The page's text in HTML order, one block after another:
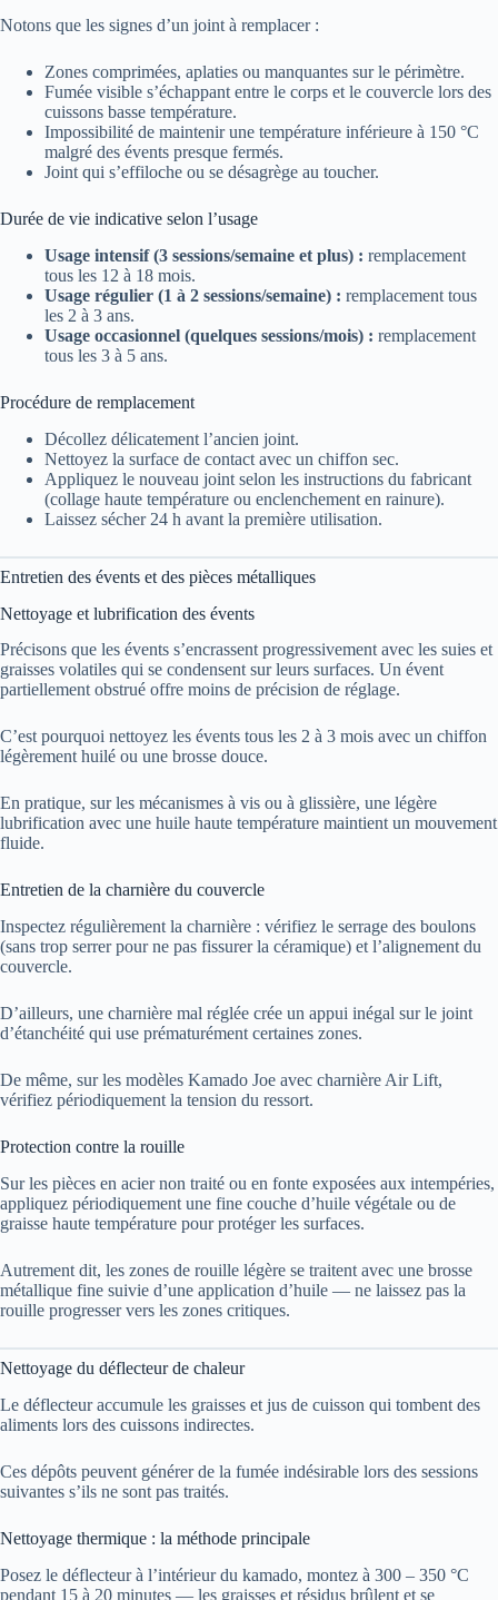
Notons que les signes d’un joint à remplacer :
Zones comprimées, aplaties ou manquantes sur le périmètre.
Fumée visible s’échappant entre le corps et le couvercle lors des
cuissons basse température.
Impossibilité de maintenir une température inférieure à 150 °C
malgré des évents presque fermés.
Joint qui s’effiloche ou se désagrège au toucher.
Durée de vie indicative selon l’usage
Usage intensif (3 sessions/semaine et plus) : remplacement
tous les 12 à 18 mois.
Usage régulier (1 à 2 sessions/semaine) : remplacement tous
les 2 à 3 ans.
Usage occasionnel (quelques sessions/mois) : remplacement
tous les 3 à 5 ans.
Procédure de remplacement
Décollez délicatement l’ancien joint.
Nettoyez la surface de contact avec un chiffon sec.
Appliquez le nouveau joint selon les instructions du fabricant
(collage haute température ou enclenchement en rainure).
Laissez sécher 24 h avant la première utilisation.
Entretien des évents et des pièces métalliques
Nettoyage et lubrification des évents
Précisons que les évents s’encrassent progressivement avec les suies et
graisses volatiles qui se condensent sur leurs surfaces. Un évent
partiellement obstrué offre moins de précision de réglage.
C’est pourquoi nettoyez les évents tous les 2 à 3 mois avec un chiffon
légèrement huilé ou une brosse douce.
En pratique, sur les mécanismes à vis ou à glissière, une légère
lubrification avec une huile haute température maintient un mouvement
fluide.
Entretien de la charnière du couvercle
Inspectez régulièrement la charnière : vérifiez le serrage des boulons
(sans trop serrer pour ne pas fissurer la céramique) et l’alignement du
couvercle.
D’ailleurs, une charnière mal réglée crée un appui inégal sur le joint
d’étanchéité qui use prématurément certaines zones.
De même, sur les modèles Kamado Joe avec charnière Air Lift,
vérifiez périodiquement la tension du ressort.
Protection contre la rouille
Sur les pièces en acier non traité ou en fonte exposées aux intempéries,
appliquez périodiquement une fine couche d’huile végétale ou de
graisse haute température pour protéger les surfaces.
Autrement dit, les zones de rouille légère se traitent avec une brosse
métallique fine suivie d’une application d’huile — ne laissez pas la
rouille progresser vers les zones critiques.
Nettoyage du déflecteur de chaleur
Le déflecteur accumule les graisses et jus de cuisson qui tombent des
aliments lors des cuissons indirectes.
Ces dépôts peuvent générer de la fumée indésirable lors des sessions
suivantes s’ils ne sont pas traités.
Nettoyage thermique : la méthode principale
Posez le déflecteur à l’intérieur du kamado, montez à 300 – 350 °C
pendant 15 à 20 minutes — les graisses et résidus brûlent et se